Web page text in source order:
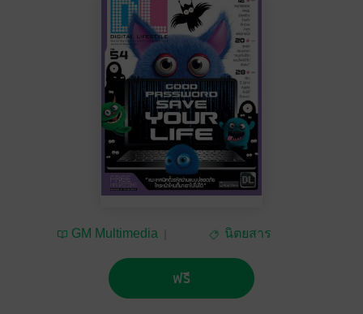
GM Multimedia
นิตยสาร
ฟรี